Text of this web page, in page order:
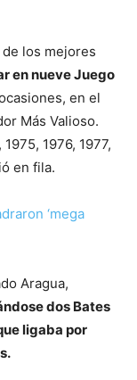
los mejores
en nueve Juego
en el
Más Valioso.
1976, 1977,
en fila.
‘mega
Aragua,
dos Bates
ligaba por